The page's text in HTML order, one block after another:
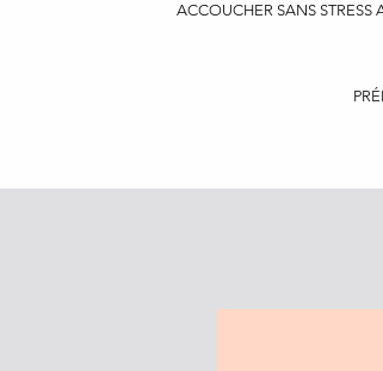
ACCOUCHER SANS